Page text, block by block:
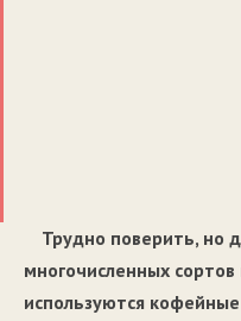
Трудно поверить, но
многочисленных
используются кофейные